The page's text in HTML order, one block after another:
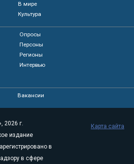
В мире
Культура
Опросы
Персоны
Регионы
Интервью
Вакансии
2026 г.
издание
в
в сфере
Карта сайта